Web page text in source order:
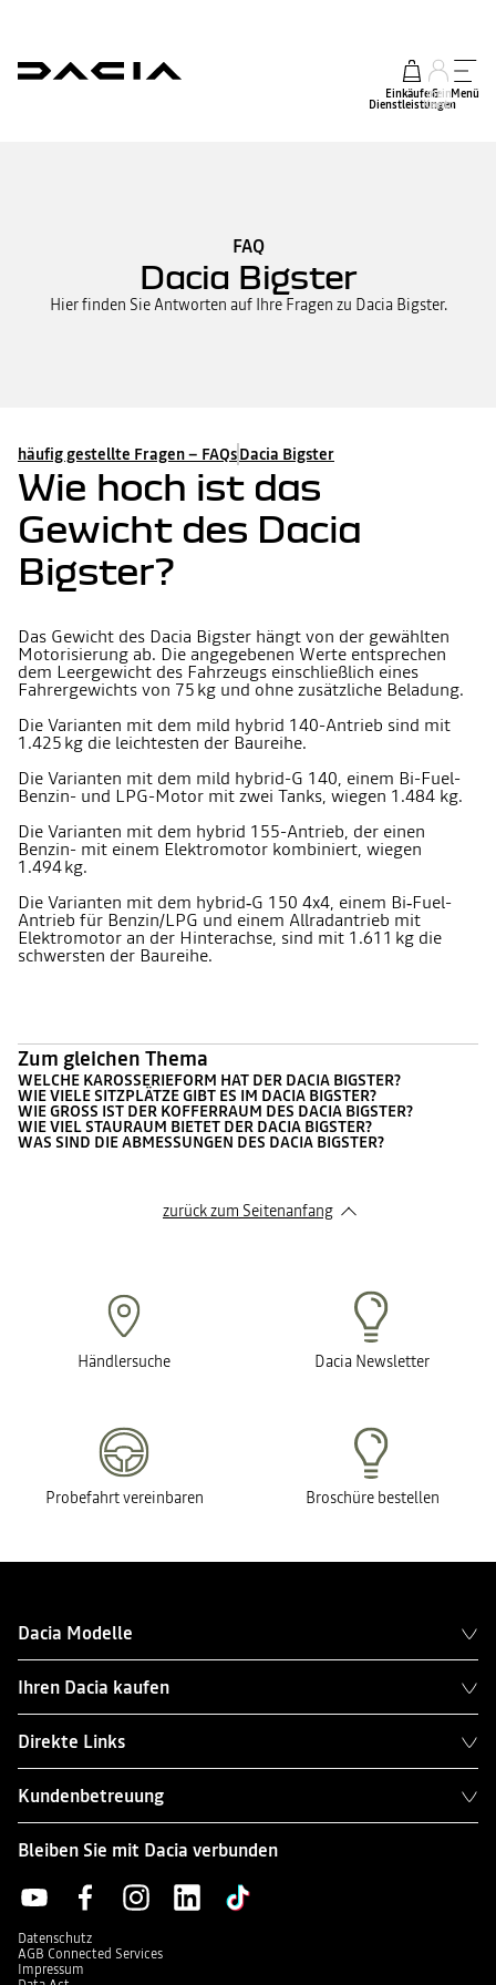
Einkäufe &
Dienstleistungen
mein
Konto
Menü
FAQ
Dacia Bigster
Hier finden Sie Antworten auf Ihre Fragen zu Dacia Bigster.
häufig gestellte Fragen – FAQsDacia Bigster
Wie hoch ist das
Gewicht des Dacia
Bigster?
Das Gewicht des Dacia Bigster hängt von der gewählten
Motorisierung ab. Die angegebenen Werte entsprechen
dem Leergewicht des Fahrzeugs einschließlich eines
Fahrergewichts von 75 kg und ohne zusätzliche Beladung.
Die Varianten mit dem mild hybrid 140-Antrieb sind mit
1.425 kg die leichtesten der Baureihe.
Die Varianten mit dem mild hybrid-G 140, einem Bi-Fuel-
Benzin- und LPG-Motor mit zwei Tanks, wiegen 1.484 kg.
Die Varianten mit dem hybrid 155-Antrieb, der einen
Benzin- mit einem Elektromotor kombiniert, wiegen
1.494 kg.
Die Varianten mit dem hybrid‑G 150 4x4, einem Bi‑Fuel-
Antrieb für Benzin/LPG und einem Allradantrieb mit
Elektromotor an der Hinterachse, sind mit 1.611 kg die
schwersten der Baureihe.
Zum gleichen Thema
WELCHE KAROSSERIEFORM HAT DER DACIA BIGSTER?
WIE VIELE SITZPLÄTZE GIBT ES IM DACIA BIGSTER?
WIE GROSS IST DER KOFFERRAUM DES DACIA BIGSTER?
WIE VIEL STAURAUM BIETET DER DACIA BIGSTER?
WAS SIND DIE ABMESSUNGEN DES DACIA BIGSTER?
zurück zum Seitenanfang
Händlersuche Dacia Newsletter
Probefahrt vereinbaren Broschüre bestellen
Dacia Modelle
Ihren Dacia kaufen
Direkte Links
Kundenbetreuung
Bleiben Sie mit Dacia verbunden
Datenschutz
AGB Connected Services
Impressum